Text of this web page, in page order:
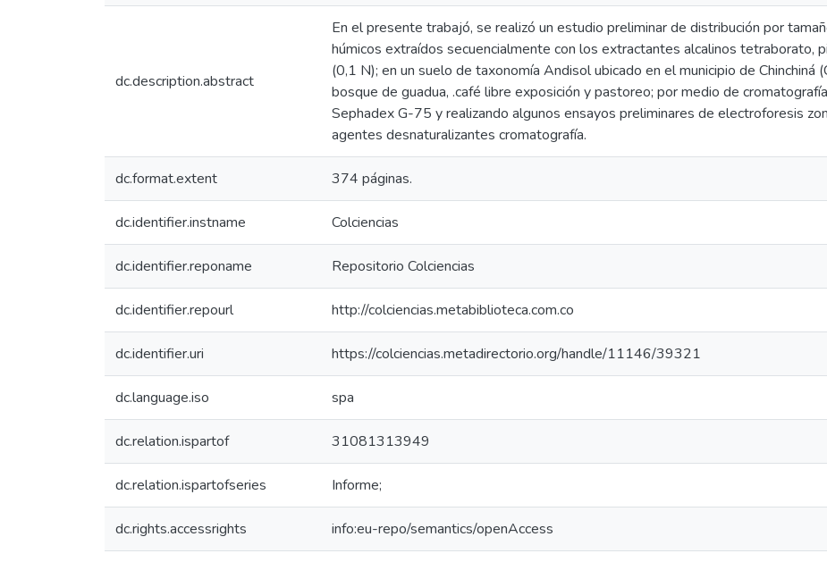
dc.description.abstract
En el presente trabajó, se realizó un estudio preliminar de distribución por
húmicos extraídos secuencialmente con los extractantes alcalinos tetraborato,
(0,1 N); en un suelo de taxonomía Andisol ubicado en el municipio de Chinchiná
bosque de guadua, .café libre exposición y pastoreo; por medio de
Sephadex G-75 y realizando algunos ensayos preliminares de electroforesis
agentes desnaturalizantes cromatografía.
dc.format.extent 374 páginas.
dc.identifier.instname Colciencias
dc.identifier.reponame Repositorio Colciencias
dc.identifier.repourl http://colciencias.metabiblioteca.com.co
dc.identifier.uri https://colciencias.metadirectorio.org/handle/11146/39321
dc.language.iso spa
dc.relation.ispartof 31081313949
dc.relation.ispartofseries Informe;
dc.rights.accessrights info:eu-repo/semantics/openAccess